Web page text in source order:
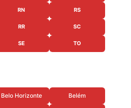
RN RS
RR SC
SE TO
Belo Horizonte Belém